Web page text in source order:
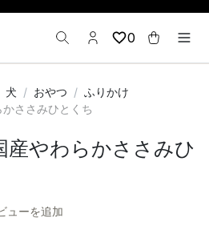
0
犬 おやつ
ふりかけ
ささみひとくち
産やわらかささみひ
ューを追加